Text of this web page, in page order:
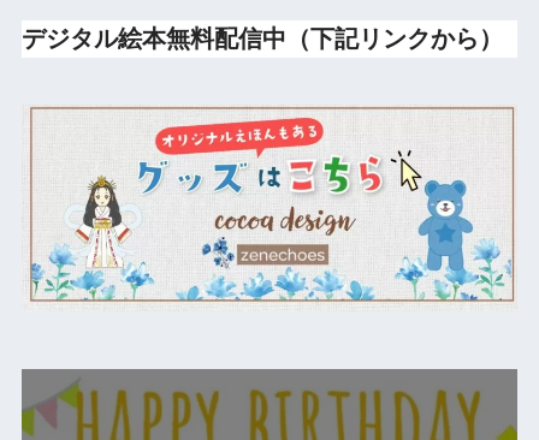
デジタル絵本無料配信中（下記リンクから）